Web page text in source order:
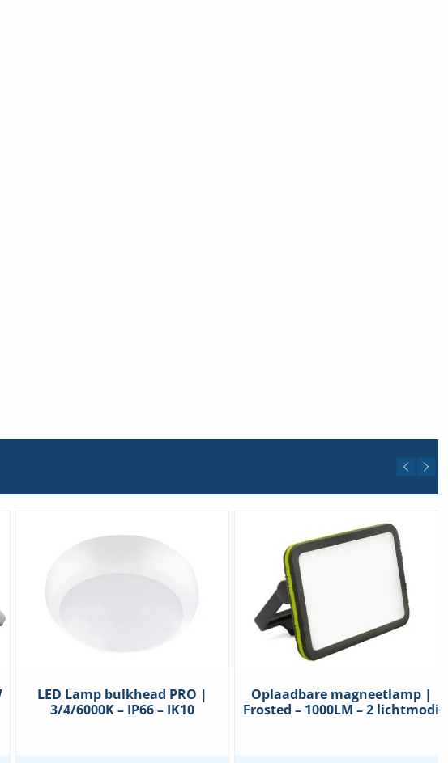
LED Lamp bulkhead PRO |
3/4/6000K – IP66 – IK10
Oplaadbare magneetlamp |
Frosted – 1000LM – 2 lichtmodi